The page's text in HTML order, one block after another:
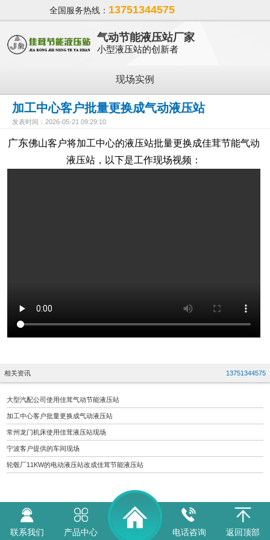
全国服务热线： 13751344575
气动节能液压站厂家
小型液压站的创新者
现场实例
加工中心客户批量更换成气动液压站
发表时间：2026-05-21 09:29:10
广东佛山客户将加工中心的液压站批量更换成佳茸节能气动
液压站，以下是工作现场视频：
相关资讯 13751344575
大型汽配公司使用佳茸气动节能液压站
加工中心客户批量更换成气动液压站
常州龙门机床使用佳茸液压站现场
宁波客户提供的车间现场
轮毂厂11KW的电动液压站改成佳茸节能液压站
联系我们 产品中心 电话咨询 返回顶部